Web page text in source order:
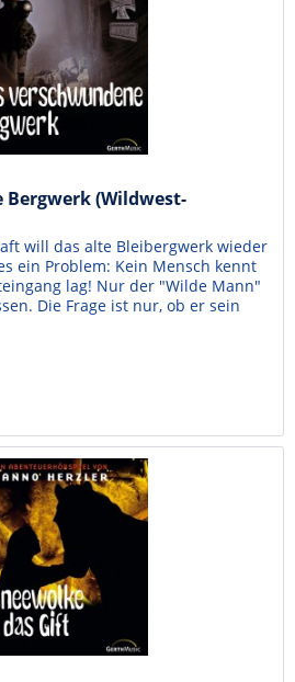
Bergwerk (Wildwest-
will das alte Bleibergwerk wieder
ein Problem: Kein Mensch kennt
lag! Nur der "Wilde Mann"
Die Frage ist nur, ob er sein
der...